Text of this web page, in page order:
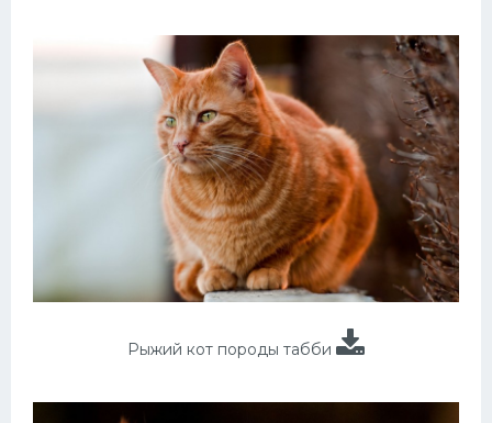
Рыжий кот породы табби